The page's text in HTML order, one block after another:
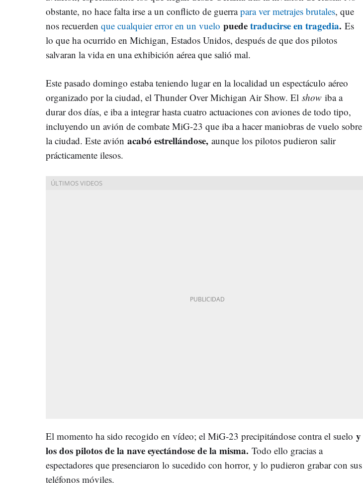
obstante, no hace falta irse a un conflicto de guerrapara ver metrajes brutales, que
nos recuerden que cualquier error en un vuelo puedetraducirse en tragedia. Es
lo que ha ocurrido en Michigan, Estados Unidos, después de que dos pilotos
salvaran la vida en una exhibición aérea que salió mal.
Este pasado domingo estaba teniendo lugar en la localidad un espectáculo aéreo
organizado por la ciudad, el Thunder Over Michigan Air Show. El show iba a
durar dos días, e iba a integrar hasta cuatro actuaciones con aviones de todo tipo,
incluyendo un avión de combate MiG-23 que iba a hacer maniobras de vuelo sobre
la ciudad. Este avión acabó estrellándose, aunque los pilotos pudieron salir
prácticamente ilesos.
El momento ha sido recogido en vídeo; el MiG-23 precipitándose contra el suelo y
los dos pilotos de la nave eyectándose de la misma. Todo ello gracias a
espectadores que presenciaron lo sucedido con horror, y lo pudieron grabar con sus
teléfonos móviles.